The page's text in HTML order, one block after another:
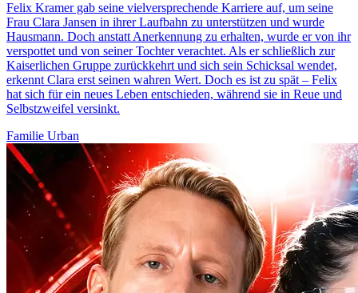
Felix Kramer gab seine vielversprechende Karriere auf, um seine
Frau Clara Jansen in ihrer Laufbahn zu unterstützen und wurde
Hausmann. Doch anstatt Anerkennung zu erhalten, wurde er von ihr
verspottet und von seiner Tochter verachtet. Als er schließlich zur
Kaiserlichen Gruppe zurückkehrt und sich sein Schicksal wendet,
erkennt Clara erst seinen wahren Wert. Doch es ist zu spät – Felix
hat sich für ein neues Leben entschieden, während sie in Reue und
Selbstzweifel versinkt.
Familie Urban